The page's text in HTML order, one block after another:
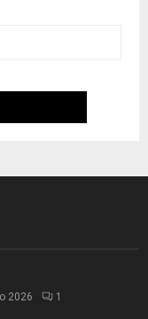
2026 1